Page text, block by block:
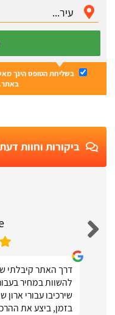
בשליחת הטופס הינך
באתר.
ביקורות וחוות דעת
דרך האתר קיבלתי
להשוות במחיר
שירכיבו עבורי
בזמן, ביצע את